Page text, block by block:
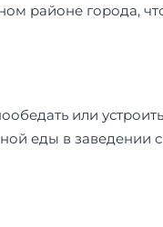
районе города,
или
еды в